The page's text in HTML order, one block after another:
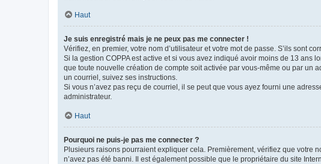
Haut
Je suis enregistré mais je ne peux pas me connecter !
Vérifiez, en premier, votre nom d’utilisateur et votre mot de passe. S’ils sont
Si la gestion COPPA est active et si vous avez indiqué avoir moins de 13 ans
que toute nouvelle création de compte soit activée par vous-même ou par un
un courriel, suivez ses instructions.
Si vous n’avez pas reçu de courriel, il se peut que vous ayez fourni une
administrateur.
Haut
Pourquoi ne puis-je pas me connecter ?
Plusieurs raisons pourraient expliquer cela. Premièrement, vérifiez que votre
n’avez pas été banni. Il est également possible que le propriétaire du site